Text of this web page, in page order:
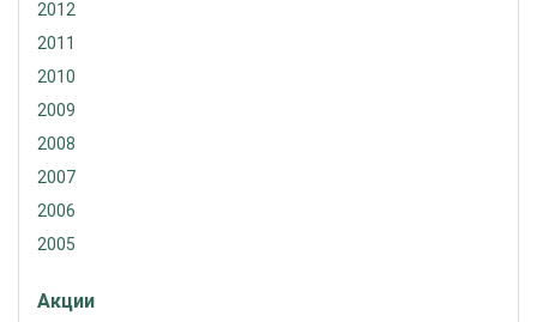
2012
2011
2010
2009
2008
2007
2006
2005
Акции